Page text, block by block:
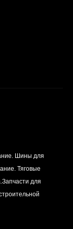
(сальник)
Шины для
Тяговые
для